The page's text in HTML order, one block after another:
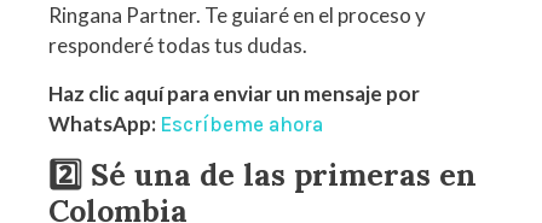
Ringana Partner. Te guiaré en el proceso y
responderé todas tus dudas.
Haz clic aquí para enviar un mensaje por
WhatsApp: Escríbeme ahora
2️⃣ Sé una de las primeras en
Colombia